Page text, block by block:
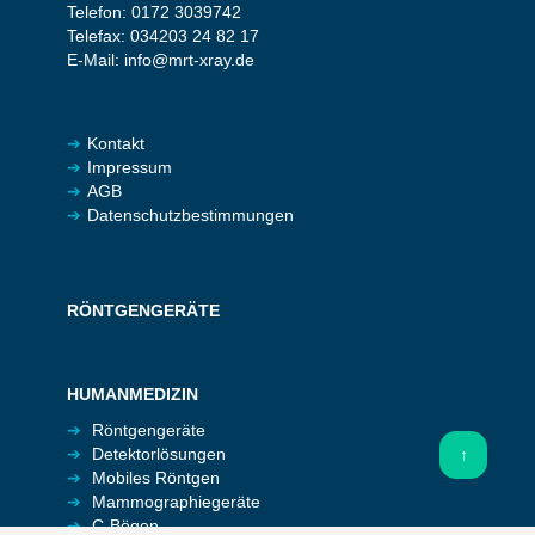
↑
Telefon: 0172 3039742
Telefax: 034203 24 82 17
E-Mail: info@mrt-xray.de
Kontakt
Impressum
AGB
Datenschutzbestimmungen
RÖNTGENGERÄTE
HUMANMEDIZIN
Röntgengeräte
Detektor­lösungen
Mobiles Röntgen
Mammographie­geräte
C-Bögen